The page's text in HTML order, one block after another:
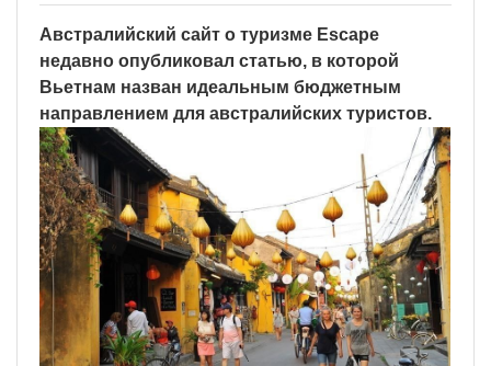
Австралийский сайт о туризме Escape
недавно опубликовал статью, в которой
Вьетнам назван идеальным бюджетным
направлением для австралийских туристов.